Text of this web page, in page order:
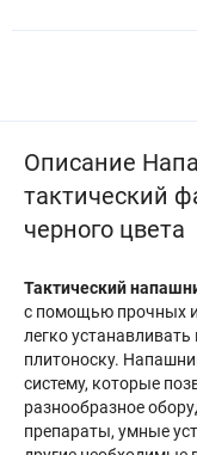
Описание
тактический
черного цвета
Тактический
с помощью прочных
легко
плитоноску.
систему, которые
разнообразное
препараты, умные